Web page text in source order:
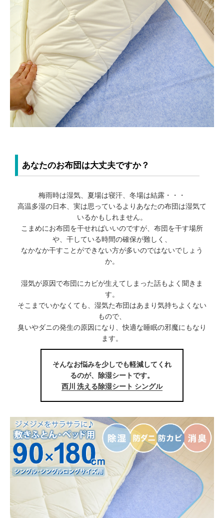
あなたのお布団は大丈夫ですか？
梅雨時は湿気、夏場は寝汗、冬場は結露・・・
高温多湿の日本、実は思っているよりあなたの布団は湿気て
いるかもしれません。
こまめにお布団を干せればいいのですが、布団を干す場所
や、干している時間の確保が難しく、
なかなか干すことができない方が多いのではないでしょう
か。
湿気が原因で布団にカビが生えてしまった話もよく聞きま
す。
そこまでいかなくても、湿気た布団はあまり気持ちよくない
もので、
臭いやダニの発生の原因になり、快適な睡眠の邪魔にもなり
ます。
そんなお悩みを少しでも軽減してくれ
るのが、除湿シートです。
西川 洗える除湿シート シングル